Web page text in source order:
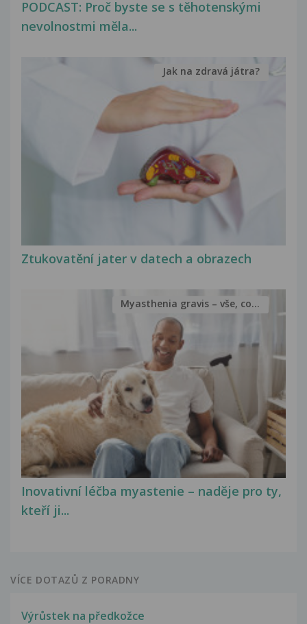
PODCAST: Proč byste se s těhotenskými
nevolnostmi měla...
Ztukovatění jater v datech a obrazech
Jak na zdravá játra?
Inovativní léčba myastenie – naděje pro ty,
kteří ji...
Myasthenia gravis – vše, co...
VÍCE DOTAZŮ Z PORADNY
Výrůstek na předkožce